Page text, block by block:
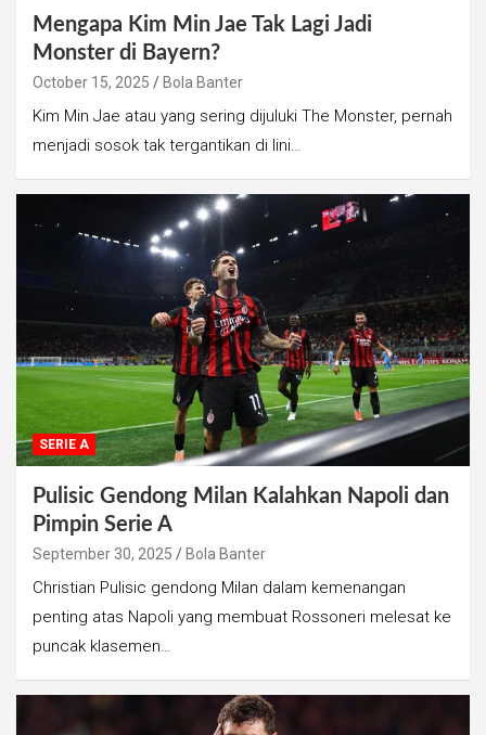
Mengapa Kim Min Jae Tak Lagi Jadi
Monster di Bayern?
October 15, 2025 Bola Banter
Kim Min Jae atau yang sering dijuluki The Monster, pernah
menjadi sosok tak tergantikan di lini…
SERIE A
Pulisic Gendong Milan Kalahkan Napoli dan
Pimpin Serie A
September 30, 2025 Bola Banter
Christian Pulisic gendong Milan dalam kemenangan
penting atas Napoli yang membuat Rossoneri melesat ke
puncak klasemen…